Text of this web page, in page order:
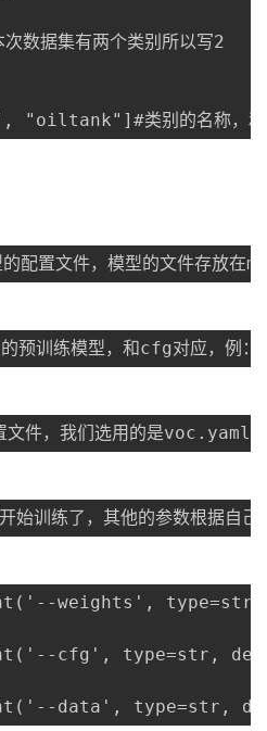
数据集有两个类别所以写2
类别的名称，和
置文件，模型的文件存放在
预训练模型，和cfg对应，
文件，我们选用的是
始训练了，其他的参数根据自
weights',
cfg', type=str,
data', type=str,